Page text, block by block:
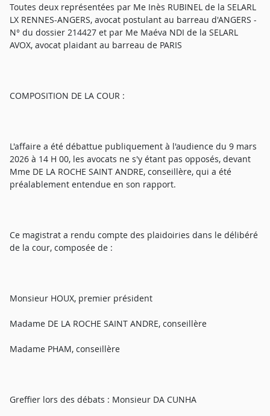
Toutes deux représentées par Me Inès RUBINEL de la SELARL
LX RENNES-ANGERS, avocat postulant au barreau d'ANGERS -
N° du dossier 214427 et par Me Maéva NDI de la SELARL
AVOX, avocat plaidant au barreau de PARIS
COMPOSITION DE LA COUR :
L'affaire a été débattue publiquement à l'audience du 9 mars
2026 à 14 H 00, les avocats ne s'y étant pas opposés, devant
Mme DE LA ROCHE SAINT ANDRE, conseillère, qui a été
préalablement entendue en son rapport.
Ce magistrat a rendu compte des plaidoiries dans le délibéré
de la cour, composée de :
Monsieur HOUX, premier président
Madame DE LA ROCHE SAINT ANDRE, conseillère
Madame PHAM, conseillère
Greffier lors des débats : Monsieur DA CUNHA